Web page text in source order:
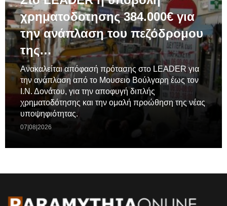
χρηματοδοτησης 384.000€ για
την ανάπλαση του πεζόδρομου
της…
Ανακαλείται απόφασή πρότασης στο LEADER για
την ανάπλαση από το Μουσειο Βούλγαρη έως τον
Ι.Ν. Δονάτου, για την αποφυγή διπλής
χρηματοδότησης και την ομαλή προώθηση της νέας
υποψηφιότητας.
07|08|2026